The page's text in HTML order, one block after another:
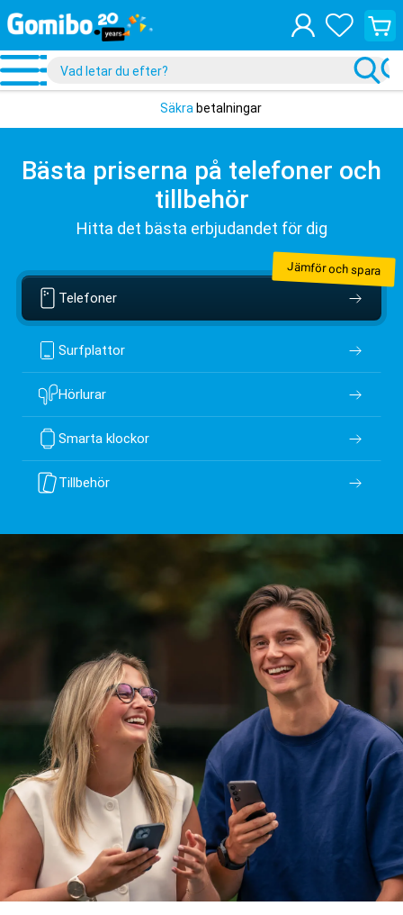
Visa
din
Säkra betalningar
Bästa priserna på telefoner och
tillbehör
Hitta det bästa erbjudandet för dig
Telefoner
Jämför och spara
Surfplattor
Hörlurar
Smarta klockor
Tillbehör